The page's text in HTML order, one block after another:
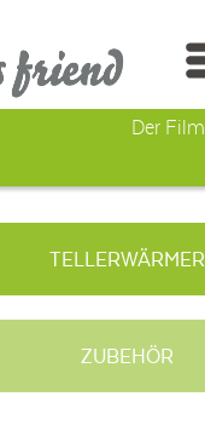
Der Film
TELLERWÄRMER
ZUBEHÖR